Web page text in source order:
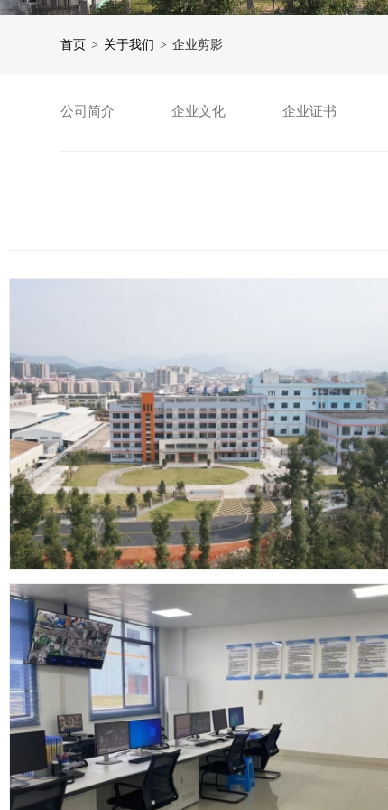
首页 > 关于我们 > 企业剪影
公司简介 企业文化 企业证书